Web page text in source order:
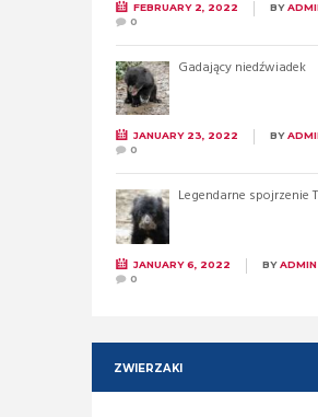
FEBRUARY 2, 2022 BY
0
Gadający niedźwiadek
JANUARY 23, 2022 BY
0
Legendarne spojrzenie
JANUARY 6, 2022 BYADMIN
0
ZWIERZAKI